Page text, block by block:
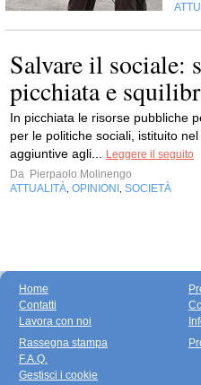
Salvare il sociale:
picchiata e
In picchiata le risorse pubbliche
per le politiche sociali, istituito
aggiuntive agli...
Leggere il seguito
Da Pierpaolo Molinengo
ATTUALITÀ OPINIONI SOCIETÀ
Home
Contatti
Lavora con noi
Rassegna stampa
F.A.Q.
Gestisci i cookie